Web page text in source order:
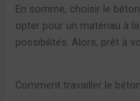
En somme, choisir le
opter pour un matériau à
possibilités. Alors, prêt à
Comment travailler le